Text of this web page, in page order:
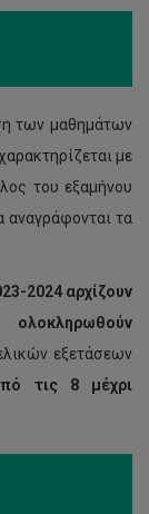
των μαθημάτων
με
του εξαμήνου
αναγράφονται τα
2024 αρχίζουν
ολοκληρωθούν
εξετάσεων
τις 8 μέχρι